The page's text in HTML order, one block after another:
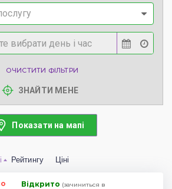
ОЧИСТИТИ ФІЛЬТРИ
ЗНАЙТИ МЕНЕ
Показати на мапі
Рейтингу Ціні
Відкрито (зачиниться в